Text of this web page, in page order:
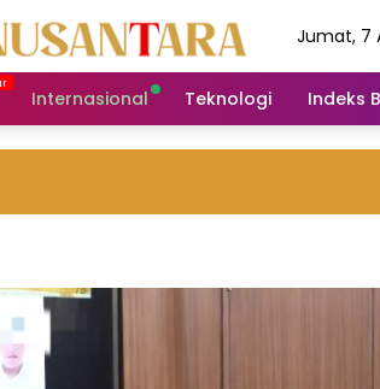
Jumat, 7
Internasional Teknologi Indeks